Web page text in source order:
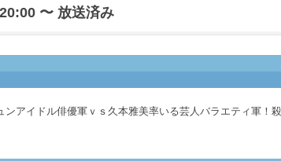
〜 放送済み
アイドル俳優軍ｖｓ久本雅美率いる芸人バラエティ軍！殺